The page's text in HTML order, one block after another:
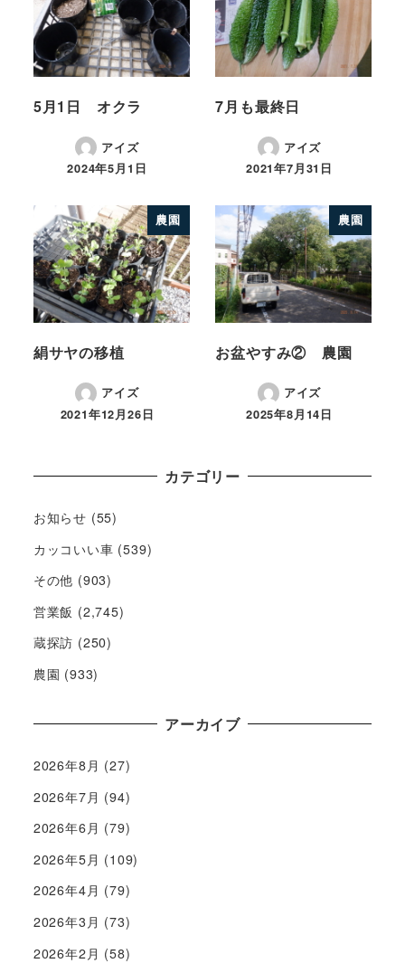
5月1日 オクラ
アイズ
2024年5月1日
7月も最終日
アイズ
2021年7月31日
農園
絹サヤの移植
アイズ
2021年12月26日
農園
お盆やすみ② 農園
アイズ
2025年8月14日
カテゴリー
お知らせ (55)
カッコいい車 (539)
その他 (903)
営業飯 (2,745)
蔵探訪 (250)
農園 (933)
アーカイブ
2026年8月 (27)
2026年7月 (94)
2026年6月 (79)
2026年5月 (109)
2026年4月 (79)
2026年3月 (73)
2026年2月 (58)